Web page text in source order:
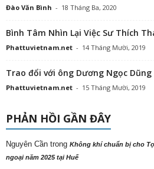
Đào Văn Bình - 18 Tháng Ba, 2020
Bình Tâm Nhìn Lại Việc Sư Thích
Phattuvietnam.net - 14 Tháng Mười, 2019
Trao đổi với ông Dương Ngọc
Phattuvietnam.net - 15 Tháng Mười, 2019
PHẢN HỒI GẦN ĐÂY
Nguyên Cần trong Không khí chuẩn bị cho
ngoại năm 2025 tại Huế